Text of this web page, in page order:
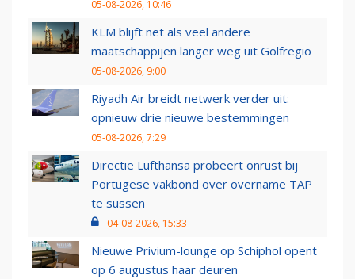
05-08-2026, 10:46
KLM blijft net als veel andere
maatschappijen langer weg uit Golfregio
05-08-2026, 9:00
Riyadh Air breidt netwerk verder uit:
opnieuw drie nieuwe bestemmingen
05-08-2026, 7:29
Directie Lufthansa probeert onrust bij
Portugese vakbond over overname TAP
te sussen
04-08-2026, 15:33
Nieuwe Privium-lounge op Schiphol opent
op 6 augustus haar deuren